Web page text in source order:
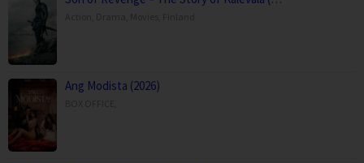
Ang Modista (2026)